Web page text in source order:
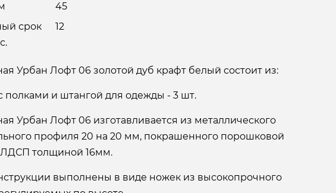
45
срок
12
Урбан Лофт 06 золотой дуб крафт белый состоит из:
полками и штангой для одежды - 3 шт.
Урбан Лофт 06 изготавливается из металлического
профиля 20 на 20 мм, покрашенного порошковой
ЛДСП толщиной 16мм.
выполнены в виде ножек из высокопрочного